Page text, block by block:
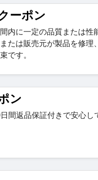
ーポン
内に一定の品質または性
たは販売元が製品を修理
です。
ン
間返品保証付きで安心し